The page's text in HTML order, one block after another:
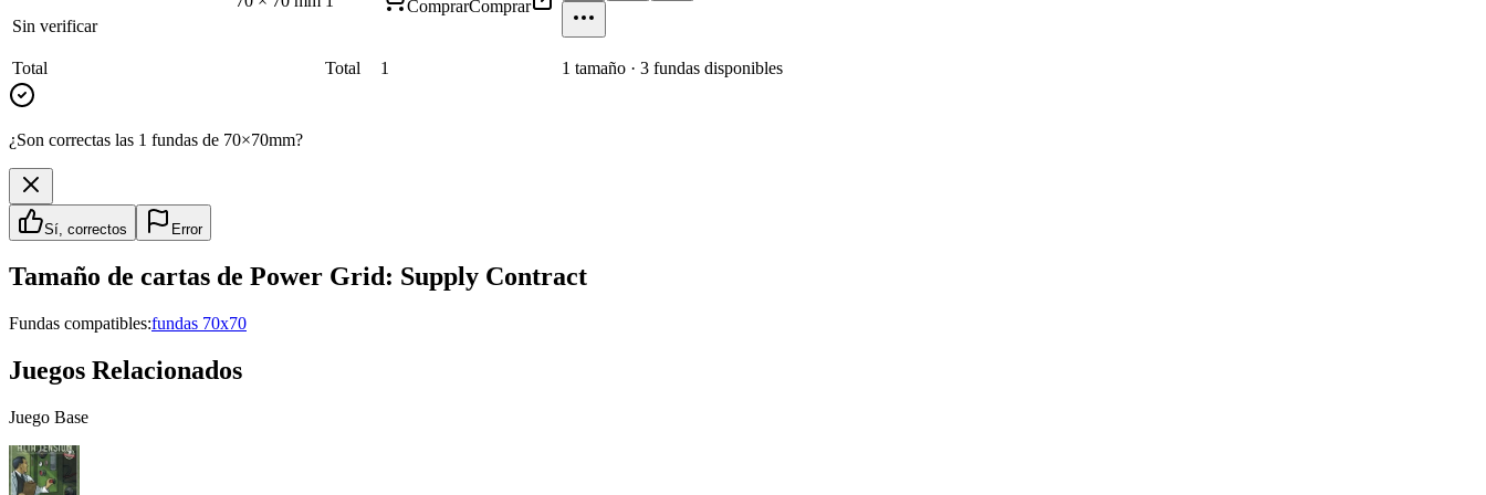
Sin verificar
ComprarComprar
Total Total 1 1 tamaño · 3 fundas disponibles
¿Son correctas las 1 fundas de 70×70mm?
Sí, correctos Error
Tamaño de cartas de Power Grid: Supply Contract
Fundas compatibles:fundas 70x70
Juegos Relacionados
Juego Base